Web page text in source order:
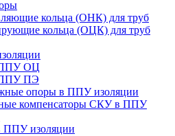
кольца (ОНК) для труб
кольца (ОЦК) для труб
ОЦ
ПЭ
опоры в ППУ изоляции
компенсаторы СКУ в ППУ
ППУ изоляции